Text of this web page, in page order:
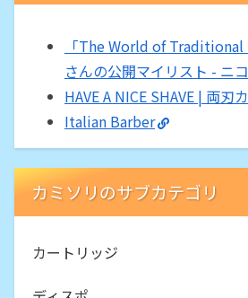
「The World of Traditional
さんの公開マイリスト - ニ
HAVE A NICE SHAVE | 両刃
Italian Barber
カミソリのサブカテゴリ
カートリッジ